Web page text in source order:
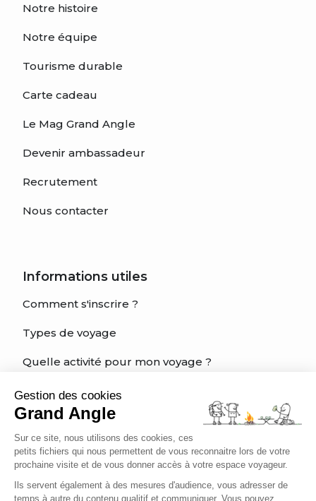
Gestion des cookies
Grand Angle
Sur ce site, nous utilisons des cookies, ces
petits fichiers qui nous permettent de vous reconnaitre lors de votre
prochaine visite et de vous donner accès à votre espace voyageur.
Ils servent également à des mesures d'audience, vous adresser de
temps à autre du contenu qualitif et communiquer. Vous pouvez
Notre histoire
Notre équipe
Tourisme durable
Carte cadeau
Le Mag Grand Angle
Devenir ambassadeur
Recrutement
Nous contacter
Informations utiles
Comment s'inscrire ?
Types de voyage
Quelle activité pour mon voyage ?
Quel est mon niveau?
Charte éthique du voyageur
Être bien assuré